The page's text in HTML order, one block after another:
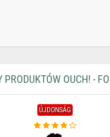
PRODUKTÓW OUCH! -
ÚJDONSÁG